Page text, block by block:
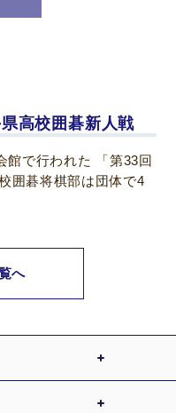
高校囲碁新人戦
で行われた 「第33回
囲碁将棋部は団体で4
へ